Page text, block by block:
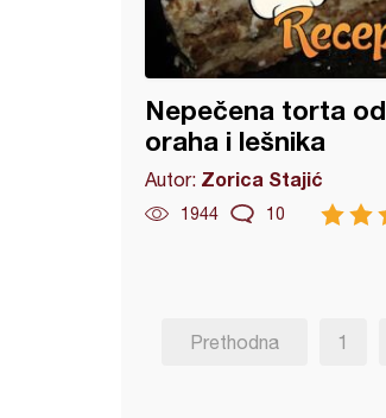
Nepečena torta od
oraha i lešnika
Autor: Zorica Stajić
1944 10
Prethodna 1